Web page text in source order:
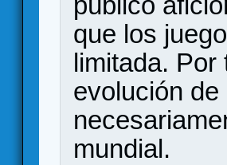
que los
limitada.
evolución
mundial.